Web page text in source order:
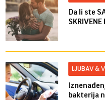
Da li ste
SKRIVENE
LJUBAV &
bakterija